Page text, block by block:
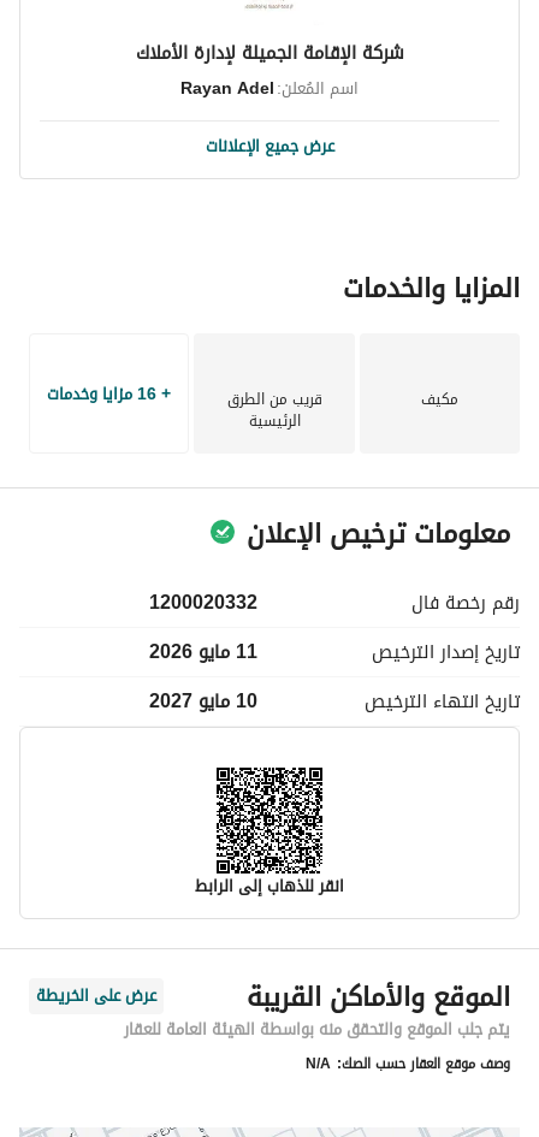
شركة الإقامة الجميلة لإدارة الأملاك
اسم المُعلن:Rayan Adel
عرض جميع الإعلانات
المزايا والخدمات
مكيف قريب من الطرق
الرئيسية
+ 16 مزايا وخدمات
معلومات ترخيص الإعلان
رقم رخصة فال
1200020332
تاريخ إصدار الترخيص
11 مايو 2026
تاريخ انتهاء الترخيص 10 مايو 2027
انقر للذهاب إلى الرابط
معلومات مسؤول الإعلان
اسم المسؤول
ريان عادل عبدالرحمن الرشيد
رقم المسؤول
0591068881
الموقع والأماكن القريبة
عرض على الخريطة
يتم جلب الموقع والتحقق منه بواسطة الهيئة العامة للعقار
وصف موقع العقار حسب الصك: N/A